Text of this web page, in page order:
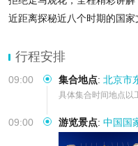
近距离探秘近八个时期的国
行程安排
09:00 集合地点: 北京市
具体集合时间地点以
09:00 游览景点: 中国国